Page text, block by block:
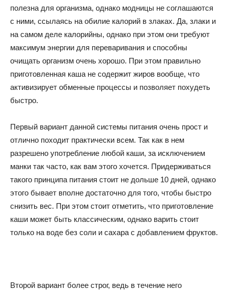
похудения
полезна для организма, однако модницы не соглашаются
с ними, ссылаясь на обилие калорий в злаках. Да, злаки и
на самом деле калорийны, однако при этом они требуют
максимум энергии для переваривания и способны
очищать организм очень хорошо. При этом правильно
приготовленная каша не содержит жиров вообще, что
активизирует обменные процессы и позволяет похудеть
быстро.
Первый вариант данной системы питания очень прост и
отлично походит практически всем. Так как в нем
разрешено употребление любой каши, за исключением
манки так часто, как вам этого хочется. Придерживаться
такого принципа питания стоит не дольше 10 дней, однако
этого бывает вполне достаточно для того, чтобы быстро
снизить вес. При этом стоит отметить, что приготовление
каши может быть классическим, однако варить стоит
только на воде без соли и сахара с добавлением фруктов.
Второй вариант более строг, ведь в течение него